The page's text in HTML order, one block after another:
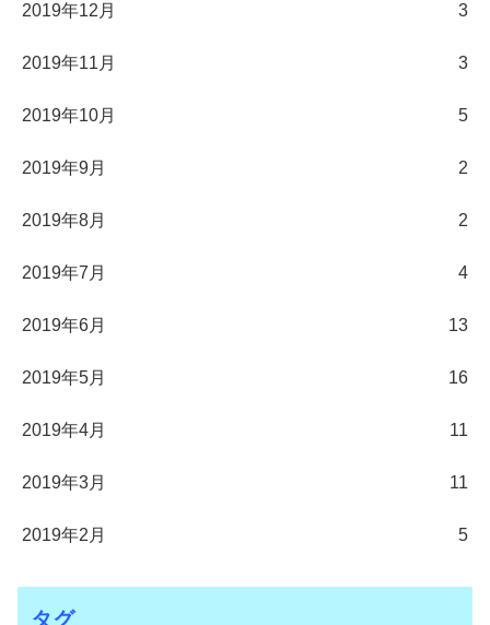
2019年12月 3
2019年11月 3
2019年10月 5
2019年9月 2
2019年8月 2
2019年7月 4
2019年6月 13
2019年5月 16
2019年4月 11
2019年3月 11
2019年2月 5
タグ